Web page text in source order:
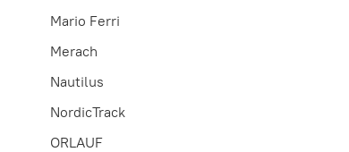
Mario Ferri
Merach
Nautilus
NordicTrack
ORLAUF